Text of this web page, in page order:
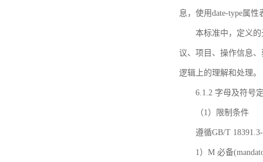
息，使用date-type属
本标准中，定义
议、项目、操作信息
逻辑上的理解和处理。
6.1.2 字母及符号
（1）限制条件
遵循GB/T
1）M 必备